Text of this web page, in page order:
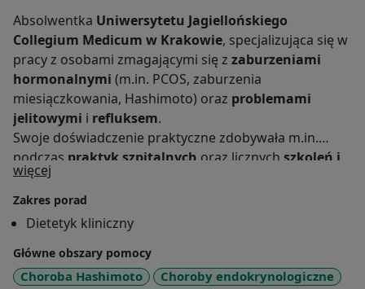
Absolwentka Uniwersytetu Jagiellońskiego
Collegium Medicum w Krakowie, specjalizująca się w
pracy z osobami zmagającymi się z zaburzeniami
hormonalnymi (m.in. PCOS, zaburzenia
miesiączkowania, Hashimoto) oraz problemami
jelitowymi i refluksem.
Swoje doświadczenie praktyczne zdobywała m.in.
podczas praktyk szpitalnych oraz licznych szkoleń i
konferencji
jelitowej.
W pracy kieruje sięholistycznym, opartym na nauce
podejściem
, wspierając pacjentów w odzyskaniu
równowagi organizmu i lepszego samopoczucia
więcej
Zakres porad
Dietetyk kliniczny
Główne obszary pomocy
Choroba Hashimoto
Choroby endokrynologiczne